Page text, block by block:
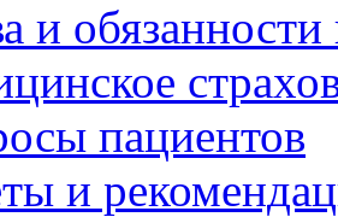
и
пациентов
и